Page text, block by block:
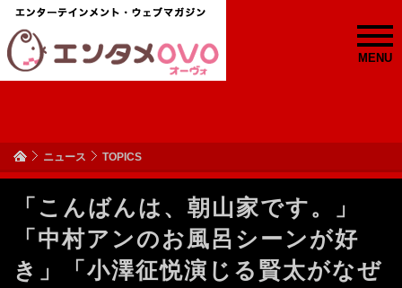
MENU
ニュース TOPICS
「こんばんは、朝山家です。」
「中村アンのお風呂シーンが好
き」「小澤征悦演じる賢太がなぜ